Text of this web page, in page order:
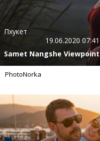
Пхукет
19.06.2020 07:41
Samet Nangshe Viewpoint
PhotoNorka